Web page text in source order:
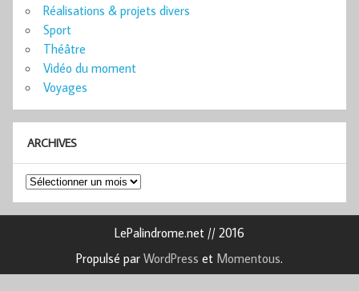
Réalisations & projets divers
Sport
Théâtre
Vidéo du moment
Voyages
ARCHIVES
Archives
LePalindrome.net // 2016
Propulsé par WordPress et Momentous.